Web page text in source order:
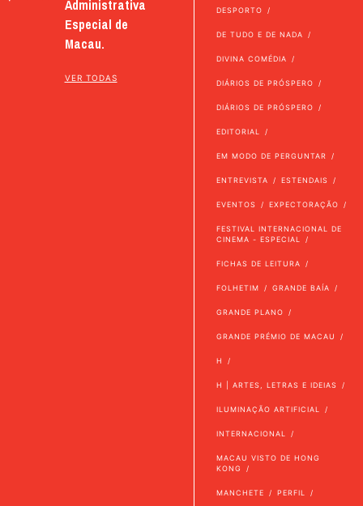
Administrativa
Especial de
Macau.
VER TODAS
DESPORTO
DE TUDO E DE NADA
DIVINA COMÉDIA
DIÁRIOS DE PRÓSPERO
DIÁRIOS DE PRÓSPERO
EDITORIAL
EM MODO DE PERGUNTAR
ENTREVISTA ESTENDAIS
EVENTOS EXPECTORAÇÃO
FESTIVAL INTERNACIONAL DE
CINEMA - ESPECIAL
FICHAS DE LEITURA
FOLHETIM GRANDE BAÍA
GRANDE PLANO
GRANDE PRÉMIO DE MACAU
H
H | ARTES, LETRAS E IDEIAS
ILUMINAÇÃO ARTIFICIAL
INTERNACIONAL
MACAU VISTO DE HONG
KONG
MANCHETE PERFIL